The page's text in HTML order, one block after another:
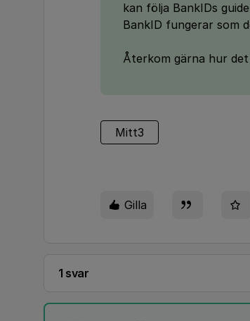
kan följa BankIDs guide
BankID fungerar som
Återkom gärna hur
Mitt3
Gilla
1 svar